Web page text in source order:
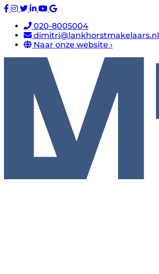
020-8005004
dimitri@lankhorstmakelaars.nl
Naar onze website ›